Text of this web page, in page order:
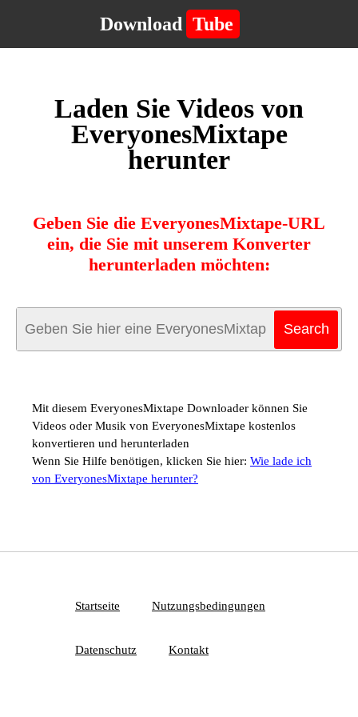
Download Tube
Laden Sie Videos von
EveryonesMixtape
herunter
Geben Sie die EveryonesMixtape-URL
ein, die Sie mit unserem Konverter
herunterladen möchten:
Mit diesem EveryonesMixtape Downloader können Sie
Videos oder Musik von EveryonesMixtape kostenlos
konvertieren und herunterladen
Wenn Sie Hilfe benötigen, klicken Sie hier: Wie lade ich
von EveryonesMixtape herunter?
Startseite Nutzungsbedingungen
Datenschutz Kontakt